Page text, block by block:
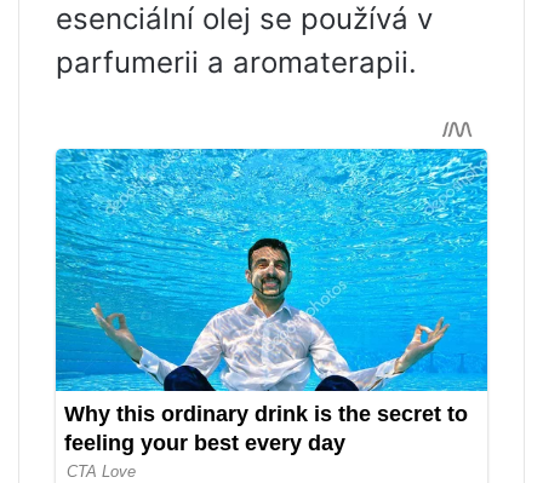
esenciální olej se používá v
parfumerii a aromaterapii.